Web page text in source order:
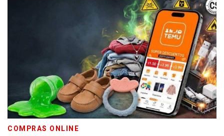
COMPRAS ONLINE